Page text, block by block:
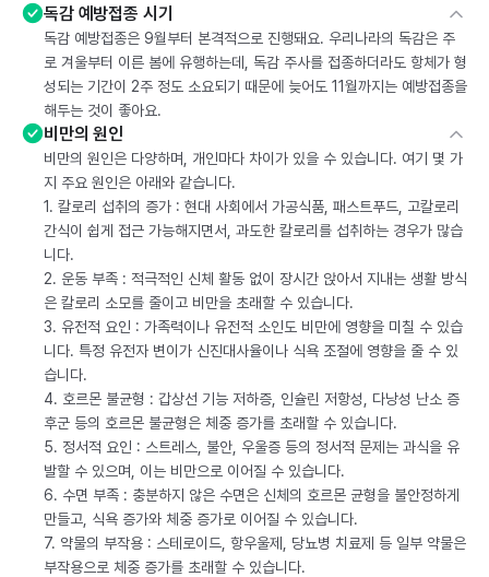
독감 예방접종 시기
독감 예방접종은 9월부터 본격적으로 진행돼요. 우리나라의 독감은 주
로 겨울부터 이른 봄에 유행하는데, 독감 주사를 접종하더라도 항체가 형
성되는 기간이 2주 정도 소요되기 때문에 늦어도 11월까지는 예방접종을
해두는 것이 좋아요.
비만의 원인
비만의 원인은 다양하며, 개인마다 차이가 있을 수 있습니다. 여기 몇 가
지 주요 원인은 아래와 같습니다.
1. 칼로리 섭취의 증가 : 현대 사회에서 가공식품, 패스트푸드, 고칼로리
간식이 쉽게 접근 가능해지면서, 과도한 칼로리를 섭취하는 경우가 많습
니다.
2. 운동 부족 : 적극적인 신체 활동 없이 장시간 앉아서 지내는 생활 방식
은 칼로리 소모를 줄이고 비만을 초래할 수 있습니다.
3. 유전적 요인 : 가족력이나 유전적 소인도 비만에 영향을 미칠 수 있습
니다. 특정 유전자 변이가 신진대사율이나 식욕 조절에 영향을 줄 수 있
습니다.
4. 호르몬 불균형 : 갑상선 기능 저하증, 인슐린 저항성, 다낭성 난소 증
후군 등의 호르몬 불균형은 체중 증가를 초래할 수 있습니다.
5. 정서적 요인 : 스트레스, 불안, 우울증 등의 정서적 문제는 과식을 유
발할 수 있으며, 이는 비만으로 이어질 수 있습니다.
6. 수면 부족 : 충분하지 않은 수면은 신체의 호르몬 균형을 불안정하게
만들고, 식욕 증가와 체중 증가로 이어질 수 있습니다.
7. 약물의 부작용 : 스테로이드, 항우울제, 당뇨병 치료제 등 일부 약물은
부작용으로 체중 증가를 초래할 수 있습니다.